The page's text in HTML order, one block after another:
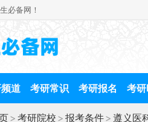
必备网！
道 考研常识 考研报名 考
> 考研院校 > 报考条件> 遵义医